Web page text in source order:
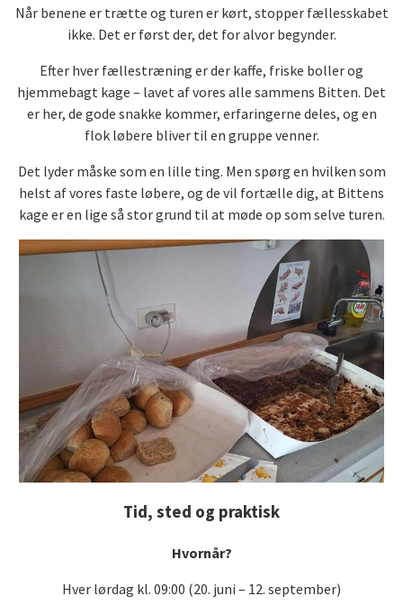
Når benene er trætte og turen er kørt, stopper fællesskabet
ikke. Det er først der, det for alvor begynder.
Efter hver fællestræning er der kaffe, friske boller og
hjemmebagt kage – lavet af vores alle sammens Bitten. Det
er her, de gode snakke kommer, erfaringerne deles, og en
flok løbere bliver til en gruppe venner.
Det lyder måske som en lille ting. Men spørg en hvilken som
helst af vores faste løbere, og de vil fortælle dig, at Bittens
kage er en lige så stor grund til at møde op som selve turen.
Tid, sted og praktisk
Hvornår?
Hver lørdag kl. 09:00 (20. juni – 12. september)